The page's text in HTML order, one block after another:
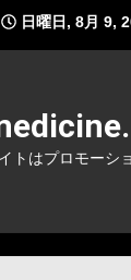
日曜日, 8月 9,
トはプロモーシ